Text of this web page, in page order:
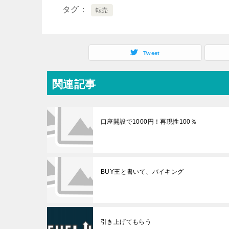
タグ 転売
Tweet
関連記事
口座開設で1000円！再現性100％
BUY王と書いて、バイキング
引き上げてもらう